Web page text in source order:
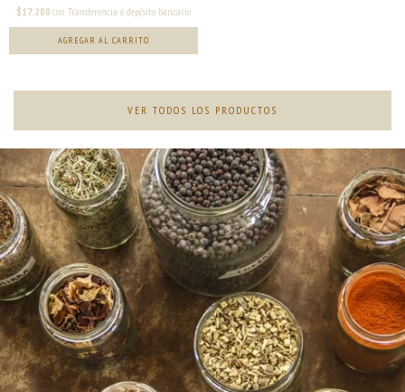
$17.280 con Transferencia o depósito bancario
VER TODOS LOS PRODUCTOS